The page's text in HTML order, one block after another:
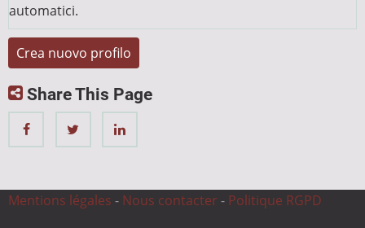
automatici.
Share This Page
Mentions légales - Nous contacter - Politique RGPD